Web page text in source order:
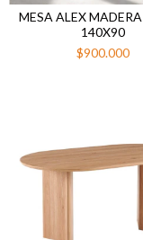
MESA ALEX
140X90
$900.000